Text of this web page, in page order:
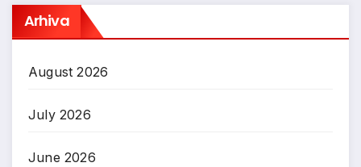
Arhiva
August 2026
July 2026
June 2026